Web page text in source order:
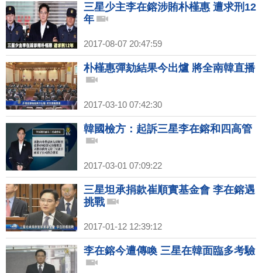
三星少主李在鎔涉賄朴槿惠 遭求刑12
年
2017-08-07 20:47:59
朴槿惠彈劾結果今出爐 將全南韓直播
2017-03-10 07:42:30
韓國檢方：起訴三星李在鎔和四高管
2017-03-01 07:09:22
三星坦承捐款崔順實基金會 李在鎔遇
挑戰
2017-01-12 12:39:12
李在鎔今遭傳喚 三星在韓面臨多考驗